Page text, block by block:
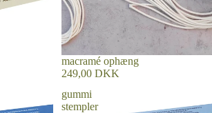
macramé ophæng
249,00 DKK
gummi
stempler